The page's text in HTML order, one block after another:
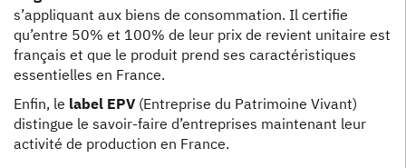
s’appliquant aux biens de consommation. Il certifie
qu’entre 50% et 100% de leur prix de revient unitaire est
français et que le produit prend ses caractéristiques
essentielles en France.
Enfin, le label EPV (Entreprise du Patrimoine Vivant)
distingue le savoir-faire d’entreprises maintenant leur
activité de production en France.